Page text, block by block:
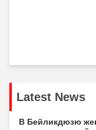
Latest News
В Бейликдюзю